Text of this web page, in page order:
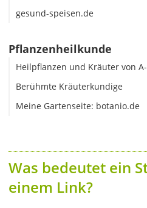
gesund-speisen.de
Pflanzenheilkunde
Heilpflanzen und Kräuter von
Berühmte Kräuterkundige
Meine Gartenseite: botanio.de
Was bedeutet ein
einem Link?